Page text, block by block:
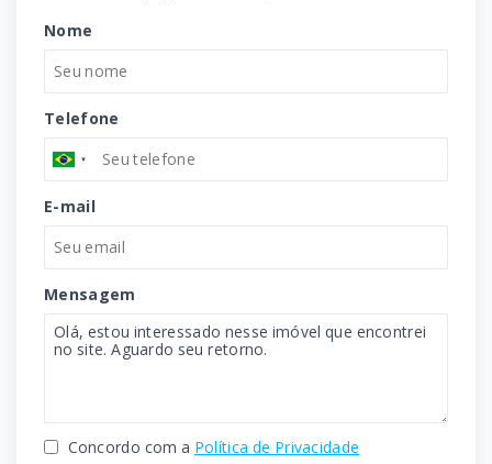
Nome
Telefone
E-mail
Mensagem
Concordo com a Política de Privacidade